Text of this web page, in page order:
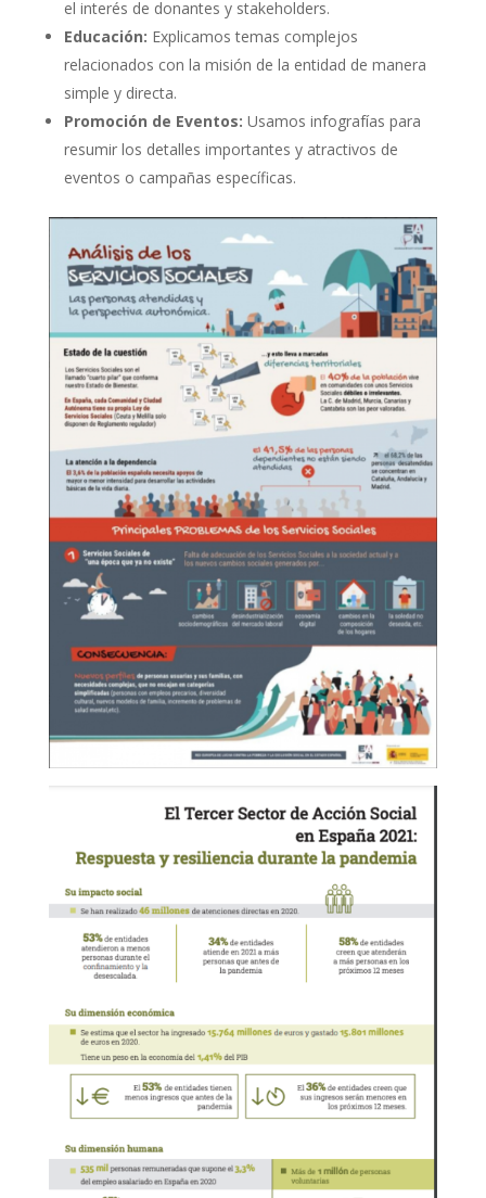
el interés de donantes y stakeholders.
Educación: Explicamos temas complejos
relacionados con la misión de la entidad de manera
simple y directa.
Promoción de Eventos: Usamos infografías para
resumir los detalles importantes y atractivos de
eventos o campañas específicas.